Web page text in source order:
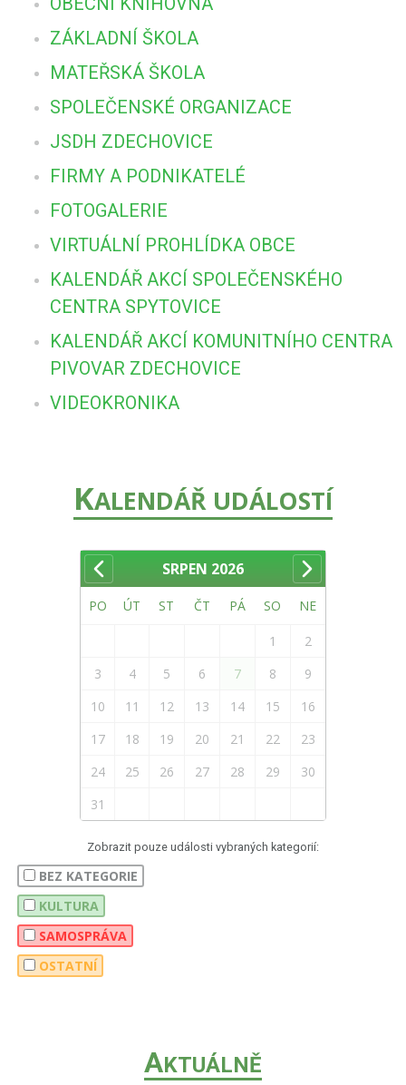
ZÁKLADNÍ ŠKOLA
MATEŘSKÁ ŠKOLA
SPOLEČENSKÉ ORGANIZACE
JSDH ZDECHOVICE
FIRMY A PODNIKATELÉ
FOTOGALERIE
VIRTUÁLNÍ PROHLÍDKA OBCE
KALENDÁŘ AKCÍ SPOLEČENSKÉHO
CENTRA SPYTOVICE
KALENDÁŘ AKCÍ KOMUNITNÍHO CENTRA
PIVOVAR ZDECHOVICE
VIDEOKRONIKA
KALENDÁŘ UDÁLOSTÍ
SRPEN 2026
PO ÚT ST ČT PÁ SO NE
1
2
3
4 5 6 7 8
9
10
11 12 13 14 15
16
17
18 19 20 21 22
23
24
25 26 27 28 29
30
31
Zobrazit pouze události vybraných kategorií:
BEZ KATEGORIE
KULTURA
SAMOSPRÁVA
OSTATNÍ
AKTUÁLNĚ